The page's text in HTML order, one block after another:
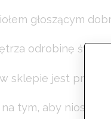
głoszącym
odrobinę
sklepie jest
tym, aby niosły